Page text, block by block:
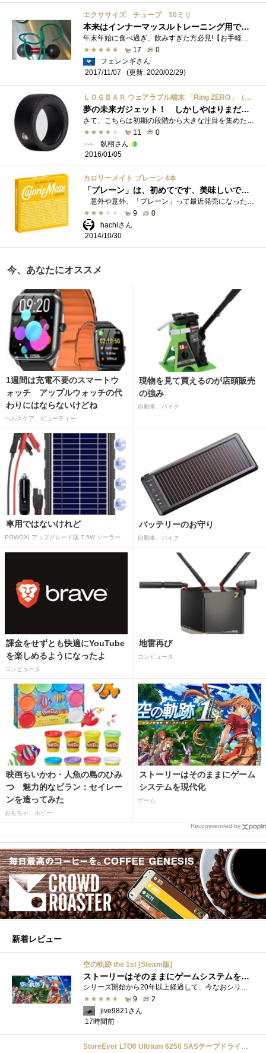
エクササイズ チューブ 10ミリ
本来はインナーマッスルトレーニング用ですが
年末年始に食べ過ぎ、飲みすぎた方必見!【お手軽に運動不足を解消しよう「ヘルスケア」のレビュー大募集】 ZIGSOWさんではスマートウォッチ、�...
17
0
フェレンギさん
2017/11/07
(更新: 2020/02/29)
ＬＯＧＢＡＲ ウェアラブル端末 「Ring ZERO」（Sサイズ） R001-PB01 ブラック
夢の未来ガジェット！ しかしやはりまだ。。。
さて、こちらは初期の段階から大きな注目を集めたプロダクトですね。 私自身Kickstarterの時から支援していたため初期型も持っています。 初期�...
11
0
臥栩さん
2016/01/05
カロリーメイト プレーン 4本
「プレーン」は、初めてです、美味しいです！
意外や意外、「プレーン」って最近発売になったんですね？今まで「プレーン」と思っていたのが「チーズ味」だったらしいです。 さっ�...
9
0
hachiさん
2014/10/30
今、あなたにオススメ
1週間は充電不要のスマートウ
ォッチ アップルウォッチの代
わりにはならないけどね
ヘルスケア、ビューティー
現物を見て買えるのが店頭販売
の強み
自動車、バイク
車用ではないけれど バッテリーのお守り
自動車、バイク
課金をせずとも快適にYouTube
を楽しめるようになったよ
コンピュータ
地雷再び
コンピュータ
映画ちいかわ・人魚の島のひみ
つ 魅力的なビラン：セイレー
ンを造ってみた
おもちゃ、ホビー
ストーリーはそのままにゲーム
システムを現代化
ゲーム
Recommended by
新着レビュー
空の軌跡 the 1st [Steam版]
ストーリーはそのままにゲームシステムを現代化
シリーズ開始から20年以上経過して、今なおシリーズの完結が見えてこない日本ファルコムのストーリーRPG、「英雄伝説軌跡シリーズ」。シリーズ...
9
2
jive9821さん
17時間前
StoreEver LTO6 Ultrium 6250 SASテープドライブ(内蔵型)